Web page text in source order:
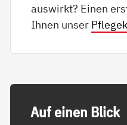
auswirkt? Einen
Ihnen unser
Auf ei­nen Blick